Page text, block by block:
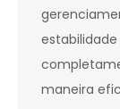
maneira